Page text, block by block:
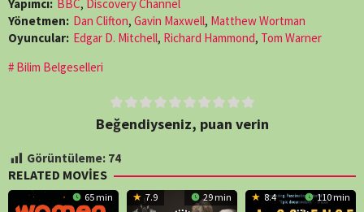
Yapımcı: BBC, Discovery Channel
Yönetmen: Dan Clifton, Gavin Maxwell, Matthew Wortman
Oyuncular: Edgar D. Mitchell, Richard Hammond, Tom Warner
Bilim Belgeselleri
Beğendiyseniz, puan verin
Görüntüleme: 74
RELATED MOVIES
65 min 7.9 29 min 8.4 110 min